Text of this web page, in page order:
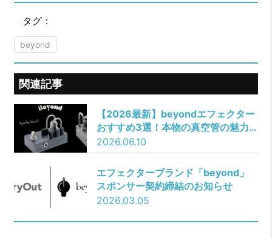
タグ：
beyond
関連記事
【2026最新】beyondエフェクター
おすすめ3選！本物の真空管の魅力
と「TryOut」でレンタルする方法
2026.06.10
エフェクターブランド「beyond」
スポンサー契約締結のお知らせ
2026.03.05